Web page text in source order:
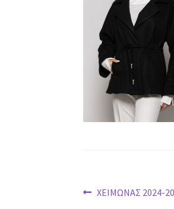
Post
Previous
ΧΕΙΜΩΝΑΣ 2024-